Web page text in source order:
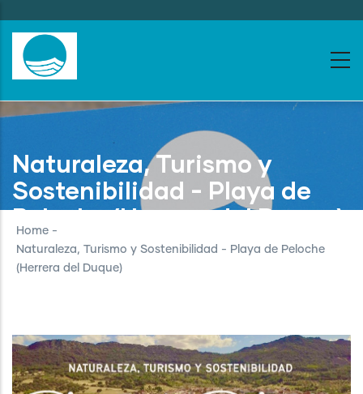
to
main
content
Naturaleza, Turismo y
Sostenibilidad - Playa de
Peloche (Herrera del Duque)
Home -
Naturaleza, Turismo y Sostenibilidad - Playa de Peloche
(Herrera del Duque)